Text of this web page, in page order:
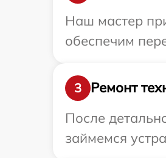
Наш мастер
обеспечим
3
Ремонт
После
займемся